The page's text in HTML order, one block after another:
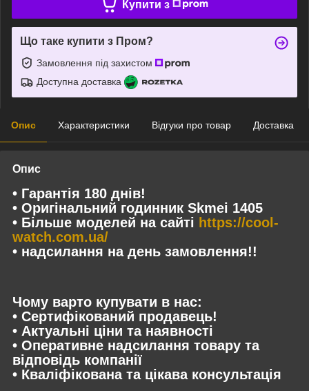
Купити з
Що таке купити з Пром?
Замовлення під захистом
Доступна доставка
Опис Характеристики Відгуки про товар Доставка
Опис
• Гарантія 180 днів!
• Оригінальний годинник Skmei 1405
• Більше моделей на сайті https://cool-
watch.com.ua/
• надсилання на день замовлення!!
Чому варто купувати в нас:
• Сертифікований продавець!
• Актуальні ціни та наявності
• Оперативне надсилання товару та
відповідь компанії
• Кваліфікована та цікава консультація